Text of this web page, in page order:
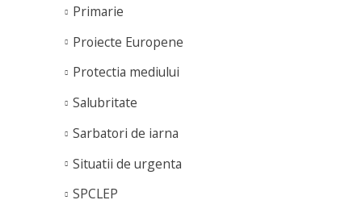
Primarie
Proiecte Europene
Protectia mediului
Salubritate
Sarbatori de iarna
Situatii de urgenta
SPCLEP